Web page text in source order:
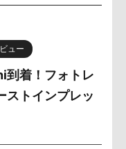
ュー
到着！フォトレ
ストインプレッ